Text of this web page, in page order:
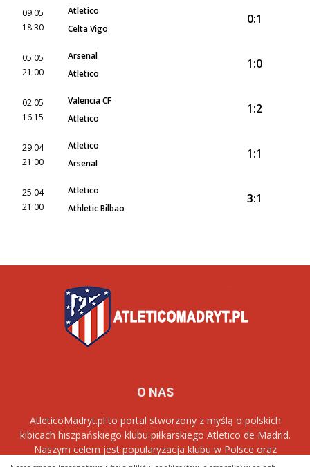
09.05
18:30
Atletico
Celta Vigo
0:1
05.05
21:00
Arsenal
Atletico
1:0
02.05
16:15
Valencia CF
Atletico
1:2
29.04
21:00
Atletico
Arsenal
1:1
25.04
21:00
Atletico
Athletic Bilbao
3:1
O NAS
AtleticoMadryt.pl to portal stworzony z myślą o polskich
kibicach hiszpańskiego klubu piłkarskiego Atletico de Madrid.
Naszym celem jest popularyzacja klubu w Polsce oraz
dostarczanie najnowszych informacji dotyczących zespołu